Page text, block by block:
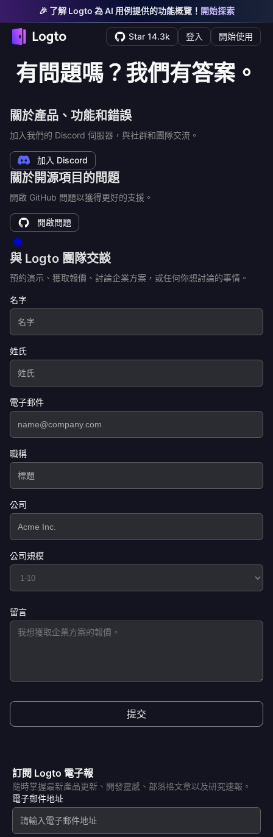
🎉 了解 Logto 為 AI 用例提供的功能概覽！ 開始探索
Star 14.3k 登入 開始使用
有問題嗎？我們有答案。
關於產品、功能和錯誤
加入我們的 Discord 伺服器，與社群和團隊交流。
加入 Discord
關於開源項目的問題
開啟 GitHub 問題以獲得更好的支援。
開啟問題
與 Logto 團隊交談
預約演示、獲取報價、討論企業方案，或任何你想討論的事情。
名字
姓氏
電子郵件
職稱
公司
公司規模
留言
提交
訂閱 Logto 電子報
隨時掌握最新產品更新、開發靈感、部落格文章以及研究速報。
電子郵件地址